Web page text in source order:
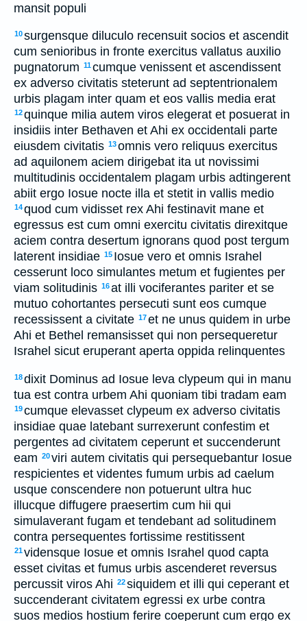
mansit populi
10surgensque diluculo recensuit socios et ascendit
cum senioribus in fronte exercitus vallatus auxilio
pugnatorum 11cumque venissent et ascendissent
ex adverso civitatis steterunt ad septentrionalem
urbis plagam inter quam et eos vallis media erat
12quinque milia autem viros elegerat et posuerat in
insidiis inter Bethaven et Ahi ex occidentali parte
eiusdem civitatis 13omnis vero reliquus exercitus
ad aquilonem aciem dirigebat ita ut novissimi
multitudinis occidentalem plagam urbis adtingerent
abiit ergo Iosue nocte illa et stetit in vallis medio
14quod cum vidisset rex Ahi festinavit mane et
egressus est cum omni exercitu civitatis direxitque
aciem contra desertum ignorans quod post tergum
laterent insidiae 15 Iosue vero et omnis Israhel
cesserunt loco simulantes metum et fugientes per
viam solitudinis 16at illi vociferantes pariter et se
mutuo cohortantes persecuti sunt eos cumque
recessissent a civitate 17et ne unus quidem in urbe
Ahi et Bethel remansisset qui non persequeretur
Israhel sicut eruperant aperta oppida relinquentes
18dixit Dominus ad Iosue leva clypeum qui in manu
tua est contra urbem Ahi quoniam tibi tradam eam
19cumque elevasset clypeum ex adverso civitatis
insidiae quae latebant surrexerunt confestim et
pergentes ad civitatem ceperunt et succenderunt
eam 20viri autem civitatis qui persequebantur Iosue
respicientes et videntes fumum urbis ad caelum
usque conscendere non potuerunt ultra huc
illucque diffugere praesertim cum hii qui
simulaverant fugam et tendebant ad solitudinem
contra persequentes fortissime restitissent
21vidensque Iosue et omnis Israhel quod capta
esset civitas et fumus urbis ascenderet reversus
percussit viros Ahi 22siquidem et illi qui ceperant et
succenderant civitatem egressi ex urbe contra
suos medios hostium ferire coeperunt cum ergo ex